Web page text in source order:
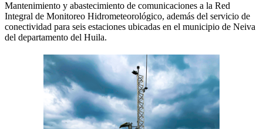
Mantenimiento y abastecimiento de comunicaciones a la Red
Integral de Monitoreo Hidrometeorológico, además del servicio de
conectividad para seis estaciones ubicadas en el municipio de Neiva
del departamento del Huila.